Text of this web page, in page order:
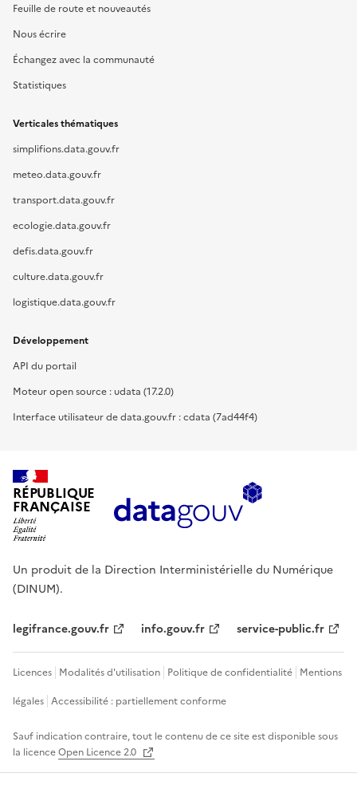
Feuille de route et nouveautés
Nous écrire
Échangez avec la communauté
Statistiques
Verticales thématiques
simplifions.data.gouv.fr
meteo.data.gouv.fr
transport.data.gouv.fr
ecologie.data.gouv.fr
defis.data.gouv.fr
culture.data.gouv.fr
logistique.data.gouv.fr
Développement
API du portail
Moteur open source : udata (17.2.0)
Interface utilisateur de data.gouv.fr : cdata (7ad44f4)
RÉPUBLIQUE
FRANÇAISE
Un produit de la Direction Interministérielle du Numérique
(DINUM).
legifrance.gouv.fr info.gouv.fr service-public.fr
Licences Modalités d'utilisation Politique de confidentialité Mentions
légales Accessibilité : partiellement conforme
Sauf indication contraire, tout le contenu de ce site est disponible sous
la licenceOpen Licence 2.0